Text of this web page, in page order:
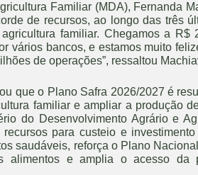
Familiar (MDA), Fernanda
de recursos, ao longo das três
familiar. Chegamos a R$
vários bancos, e estamos muito
de operações”, ressaltou
que o Plano Safra 2026/2027 é
familiar e ampliar a produção
do Desenvolvimento Agrário e
para custeio e
saudáveis, reforça o Plano
alimentos e amplia o acesso da